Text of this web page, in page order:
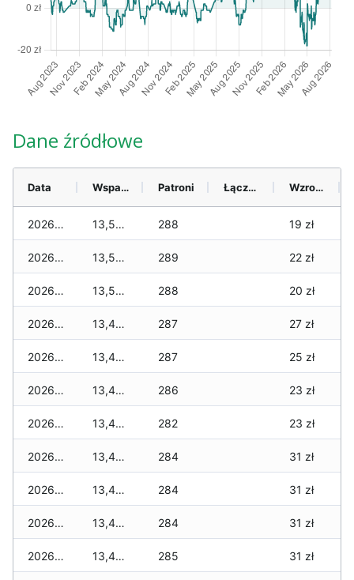
Dane źródłowe
Data Wsparcie Patroni Łącznie Wzrost (28 dni)
2026-08-06 13,500 zł 288 19 zł
2026-08-05 13,500 zł 289 22 zł
2026-08-04 13,510 zł 288 20 zł
2026-08-03 13,490 zł 287 27 zł
2026-08-02 13,490 zł 287 25 zł
2026-08-01 13,410 zł 286 23 zł
2026-07-31 13,410 zł 282 23 zł
2026-07-29 13,410 zł 284 31 zł
2026-07-28 13,430 zł 284 31 zł
2026-07-27 13,430 zł 284 31 zł
2026-07-26 13,430 zł 285 31 zł